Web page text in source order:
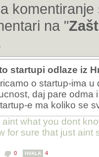
na "
startupi odlaze iz
o startup-ima
daj pare odma
e ma koliko se
aint what you dont
for sure that just aint
0 HVALA 4